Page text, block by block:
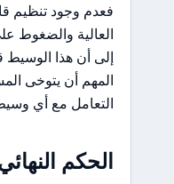
فعدم وجود تنظيم
العالية والضغوط
إلى أن هذا الوسيط
المهم أن يتوخى
التعامل مع أي
الحكم